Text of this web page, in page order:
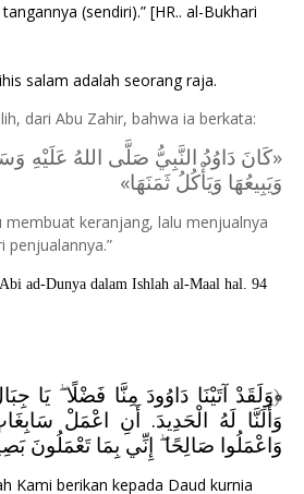
(sendiri).” [HR.. al-Bukhari
salam adalah seorang raja.
dari Abu Zahir, bahwa ia berkata:
«كَانَ دَاوُدُ النَّبِيُّ صَلَّى اللهُ عَلَيْهِ
وَيَبِيعُهَا وَيَأْكُلُ ثَمَنَهَا»
membuat keranjang, lalu menjualnya
penjualannya.”
ad-Dunya dalam Ishlah al-Maal hal. 94
﴿وَلَقَدْ آتَيْنَا دَاوُودَ مِنَّا فَضْلًا ۖ يَا
وَأَلَنَّا لَهُ الْحَدِيدَ. أَنِ اعْمَلْ
وَاعْمَلُوا صَالِحًا ۖ إِنِّي بِمَا تَعْمَلُونَ
Kami berikan kepada Daud kurnia